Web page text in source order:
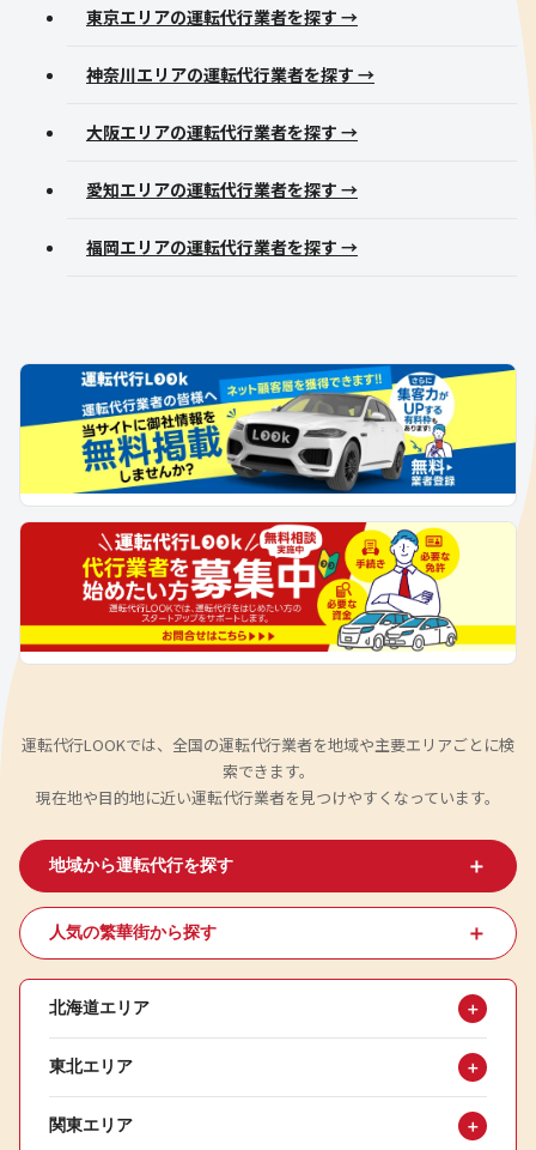
東京エリアの運転代行業者を探す →
神奈川エリアの運転代行業者を探す →
大阪エリアの運転代行業者を探す →
愛知エリアの運転代行業者を探す →
福岡エリアの運転代行業者を探す →
運転代行LOOKでは、全国の運転代行業者を地域や主要エリアごとに検
索できます。
現在地や目的地に近い運転代行業者を見つけやすくなっています。
地域から運転代行を探す ＋
人気の繁華街から探す ＋
北海道エリア ＋
東北エリア ＋
関東エリア ＋